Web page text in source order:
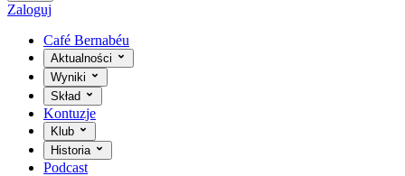
Zaloguj
Café Bernabéu
Aktualności
Wyniki
Skład
Kontuzje
Klub
Historia
Podcast